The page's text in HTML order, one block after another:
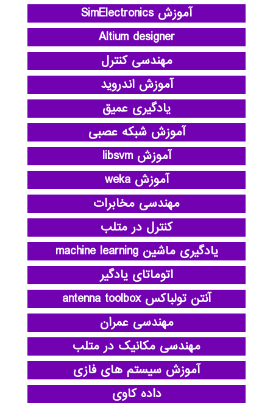
آموزش SimElectronics
Altium designer
مهندسی کنترل
آموزش اندروید
یادگیری عمیق
آموزش شبکه عصبی
آموزش libsvm
آموزش weka
مهندسی مخابرات
کنترل در متلب
یادگیری ماشین machine learning
اتوماتای یادگیر
آنتن تولباکس antenna toolbox
مهندسی عمران
مهندسی مکانیک در متلب
آموزش سیستم های فازی
داده کاوی